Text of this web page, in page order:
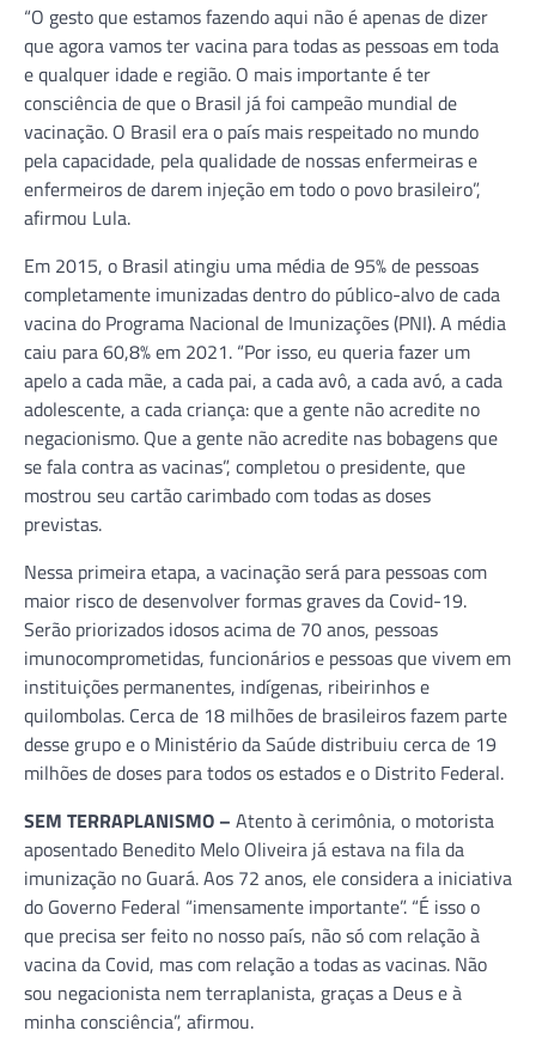
“O gesto que estamos fazendo aqui não é apenas de dizer
que agora vamos ter vacina para todas as pessoas em toda
e qualquer idade e região. O mais importante é ter
consciência de que o Brasil já foi campeão mundial de
vacinação. O Brasil era o país mais respeitado no mundo
pela capacidade, pela qualidade de nossas enfermeiras e
enfermeiros de darem injeção em todo o povo brasileiro”,
afirmou Lula.
Em 2015, o Brasil atingiu uma média de 95% de pessoas
completamente imunizadas dentro do público-alvo de cada
vacina do Programa Nacional de Imunizações (PNI). A média
caiu para 60,8% em 2021. “Por isso, eu queria fazer um
apelo a cada mãe, a cada pai, a cada avô, a cada avó, a cada
adolescente, a cada criança: que a gente não acredite no
negacionismo. Que a gente não acredite nas bobagens que
se fala contra as vacinas”, completou o presidente, que
mostrou seu cartão carimbado com todas as doses
previstas.
Nessa primeira etapa, a vacinação será para pessoas com
maior risco de desenvolver formas graves da Covid-19.
Serão priorizados idosos acima de 70 anos, pessoas
imunocomprometidas, funcionários e pessoas que vivem em
instituições permanentes, indígenas, ribeirinhos e
quilombolas. Cerca de 18 milhões de brasileiros fazem parte
desse grupo e o Ministério da Saúde distribuiu cerca de 19
milhões de doses para todos os estados e o Distrito Federal.
SEM TERRAPLANISMO – Atento à cerimônia, o motorista
aposentado Benedito Melo Oliveira já estava na fila da
imunização no Guará. Aos 72 anos, ele considera a iniciativa
do Governo Federal “imensamente importante”. “É isso o
que precisa ser feito no nosso país, não só com relação à
vacina da Covid, mas com relação a todas as vacinas. Não
sou negacionista nem terraplanista, graças a Deus e à
minha consciência”, afirmou.